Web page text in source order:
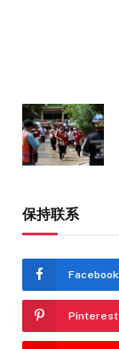
保持联系
Facebook
Pinterest